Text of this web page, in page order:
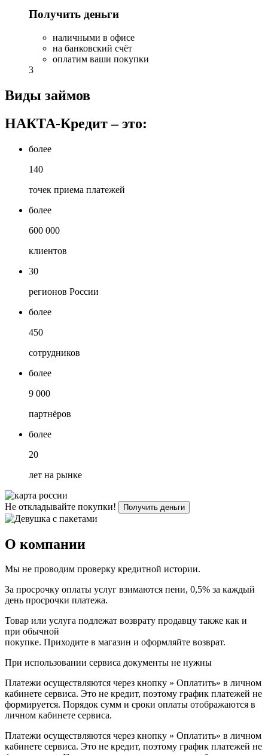
Получить деньги
наличными в офисе
на банковский счёт
оплатим ваши покупки
3
Виды займов
НАКТА-Кредит – это:
более
140
точек приема платежей
более
600 000
клиентов
30
регионов России
более
450
сотрудников
более
9 000
партнёров
более
20
лет на рынке
Не откладывайте покупки! Получить деньги
О компании
Мы не проводим проверку кредитной истории.
За просрочку оплаты услуг взимаются пени, 0,5% за каждый
день просрочки платежа.
Товар или услуга подлежат возврату продавцу также как и
при обычной
покупке. Приходите в магазин и оформляйте возврат.
При использовании сервиса документы не нужны
Платежи осуществляются через кнопку » Оплатить» в личном
кабинете сервиса. Это не кредит, поэтому график платежей не
формируется. Порядок сумм и сроки оплаты отображаются в
личном кабинете сервиса.
Платежи осуществляются через кнопку » Оплатить» в личном
кабинете сервиса. Это не кредит, поэтому график платежей не